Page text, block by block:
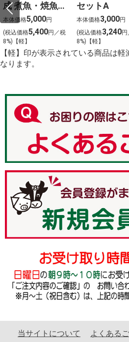
成 煮魚・焼魚セ
ット(10食)
本体価格5,000円
(税込価格5,400円／税
8%)【軽】
セットA
本体価格3,000円
(税込価格3,240
8%)【軽】
【軽】印が表示されている商品は
なります。
当サイトについて よくある